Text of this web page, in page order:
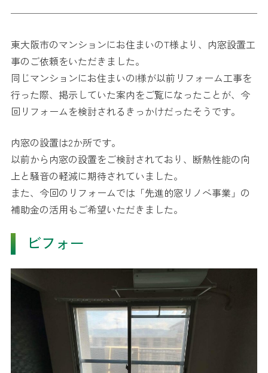
東大阪市のマンションにお住まいのT様より、内窓設置工
事のご依頼をいただきました。
同じマンションにお住まいのI様が以前リフォーム工事を
行った際、掲示していた案内をご覧になったことが、今
回リフォームを検討されるきっかけだったそうです。
内窓の設置は2か所です。
以前から内窓の設置をご検討されており、断熱性能の向
上と騒音の軽減に期待されていました。
また、今回のリフォームでは「先進的窓リノベ事業」の
補助金の活用もご希望いただきました。
ビフォー